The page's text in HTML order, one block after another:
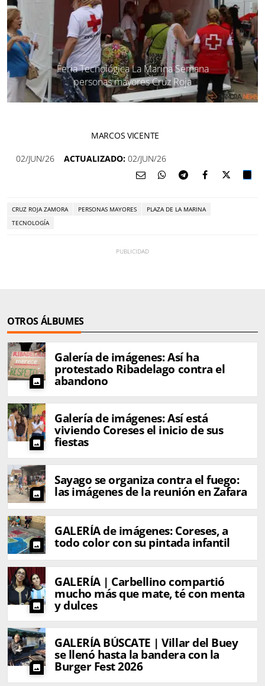
Feria Tecnológica La Marina Semana
personas mayores Cruz Roja
MARCOS VICENTE
02/JUN/26 ACTUALIZADO: 02/JUN/26
CRUZ ROJA ZAMORA PERSONAS MAYORES
PLAZA DE LA MARINA
TECNOLOGÍA
OTROS ÁLBUMES
photo
Galería de imágenes: Así ha
protestado Ribadelago contra el
abandono
photo
Galería de imágenes: Así está
viviendo Coreses el inicio de sus
fiestas
photo
Sayago se organiza contra el fuego:
las imágenes de la reunión en Zafara
photo
GALERÍA de imágenes: Coreses, a
todo color con su pintada infantil
photo
GALERÍA | Carbellino compartió
mucho más que mate, té con menta
y dulces
photo
GALERÍA BÚSCATE | Villar del Buey
se llenó hasta la bandera con la
Burger Fest 2026